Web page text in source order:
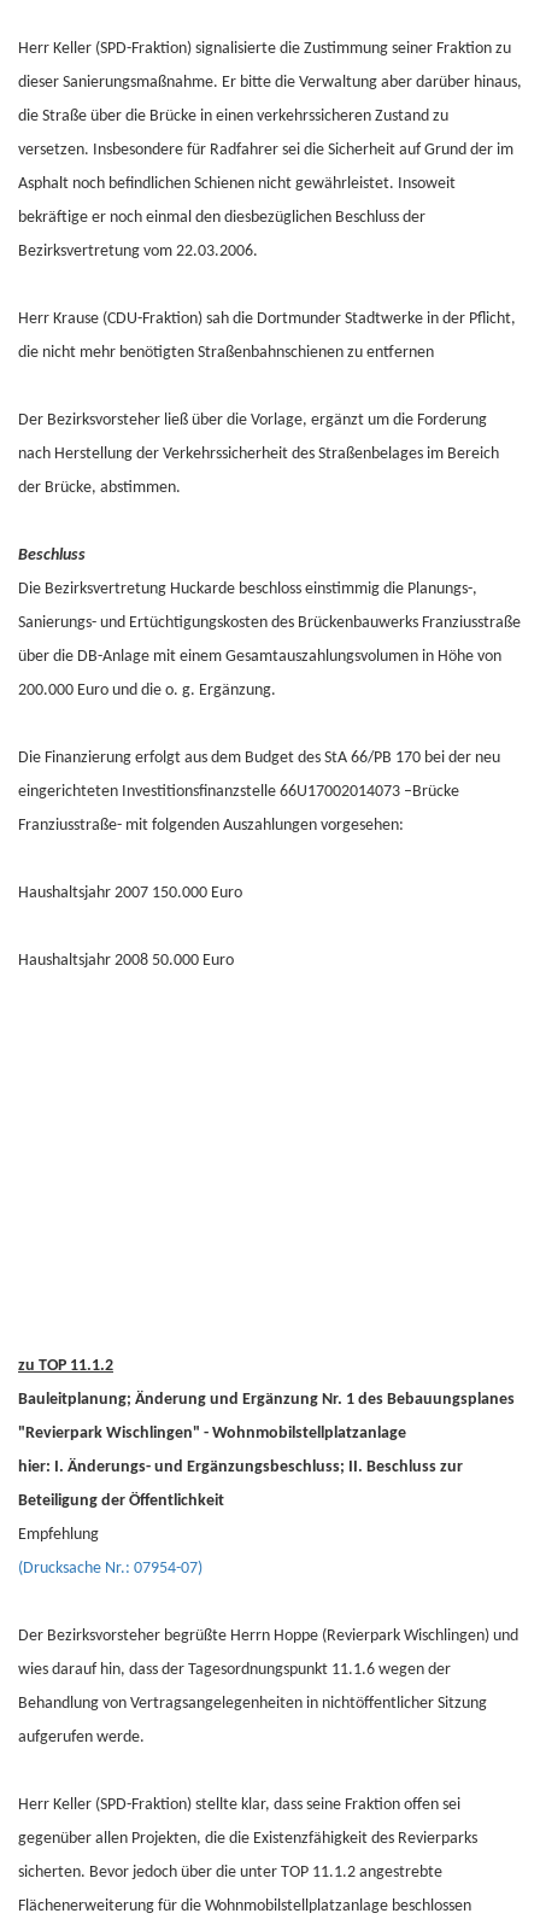
Herr Keller (SPD-Fraktion) signalisierte die Zustimmung seiner Fraktion zu
dieser Sanierungsmaßnahme. Er bitte die Verwaltung aber darüber hinaus,
die Straße über die Brücke in einen verkehrssicheren Zustand zu
versetzen. Insbesondere für Radfahrer sei die Sicherheit auf Grund der im
Asphalt noch befindlichen Schienen nicht gewährleistet. Insoweit
bekräftige er noch einmal den diesbezüglichen Beschluss der
Bezirksvertretung vom 22.03.2006.
Herr Krause (CDU-Fraktion) sah die Dortmunder Stadtwerke in der Pflicht,
die nicht mehr benötigten Straßenbahnschienen zu entfernen
Der Bezirksvorsteher ließ über die Vorlage, ergänzt um die Forderung
nach Herstellung der Verkehrssicherheit des Straßenbelages im Bereich
der Brücke, abstimmen.
Beschluss
Die Bezirksvertretung Huckarde beschloss einstimmig die Planungs-,
Sanierungs- und Ertüchtigungskosten des Brückenbauwerks Franziusstraße
über die DB-Anlage mit einem Gesamtauszahlungsvolumen in Höhe von
200.000 Euro und die o. g. Ergänzung.
Die Finanzierung erfolgt aus dem Budget des StA 66/PB 170 bei der neu
eingerichteten Investitionsfinanzstelle 66U17002014073 –Brücke
Franziusstraße- mit folgenden Auszahlungen vorgesehen:
Haushaltsjahr 2007 150.000 Euro
Haushaltsjahr 2008 50.000 Euro
zu TOP 11.1.2
Bauleitplanung; Änderung und Ergänzung Nr. 1 des Bebauungsplanes
"Revierpark Wischlingen" - Wohnmobilstellplatzanlage
hier: I. Änderungs- und Ergänzungsbeschluss; II. Beschluss zur
Beteiligung der Öffentlichkeit
Empfehlung
(Drucksache Nr.: 07954-07)
Der Bezirksvorsteher begrüßte Herrn Hoppe (Revierpark Wischlingen) und
wies darauf hin, dass der Tagesordnungspunkt 11.1.6 wegen der
Behandlung von Vertragsangelegenheiten in nichtöffentlicher Sitzung
aufgerufen werde.
Herr Keller (SPD-Fraktion) stellte klar, dass seine Fraktion offen sei
gegenüber allen Projekten, die die Existenzfähigkeit des Revierparks
sicherten. Bevor jedoch über die unter TOP 11.1.2 angestrebte
Flächenerweiterung für die Wohnmobilstellplatzanlage beschlossen